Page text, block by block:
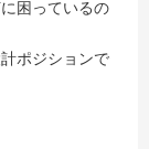
困っているの
ポジションで